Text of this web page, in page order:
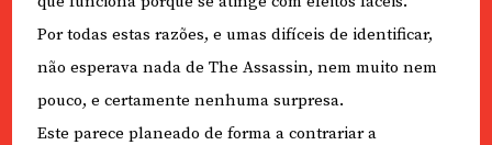
Por todas estas razões, e umas difíceis de identificar,
não esperava nada de The Assassin, nem muito nem
pouco, e certamente nenhuma surpresa.
Este parece planeado de forma a contrariar a